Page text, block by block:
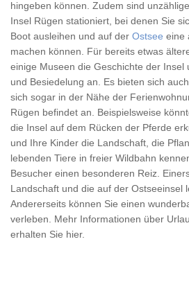
hingeben können. Zudem sind
Insel Rügen stationiert, bei denen Sie
Boot ausleihen und auf der Ostsee eine
machen können. Für bereits etwas
einige Museen die Geschichte der Insel
und Besiedelung an. Es bieten sich
sich sogar in der Nähe der
Rügen befindet an. Beispielsweise
die Insel auf dem Rücken der Pferde
und Ihre Kinder die Landschaft, die
lebenden Tiere in freier Wildbahn
Besucher einen besonderen Reiz.
Landschaft und die auf der Ostseeinsel
Andererseits können Sie einen
verleben. Mehr Informationen über
erhalten Sie hier.